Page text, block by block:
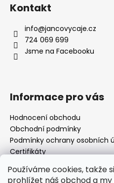
Používáme cookies, takže
prohlížet náš obchod a
Kontakt
info@jancovycaje.cz
724 069 699
Jsme na Facebooku
Informace pro vás
Hodnocení obchodu
Obchodní podmínky
Podmínky ochrany osobních
Certifikáty
Odstoupení od kupní smlouvy